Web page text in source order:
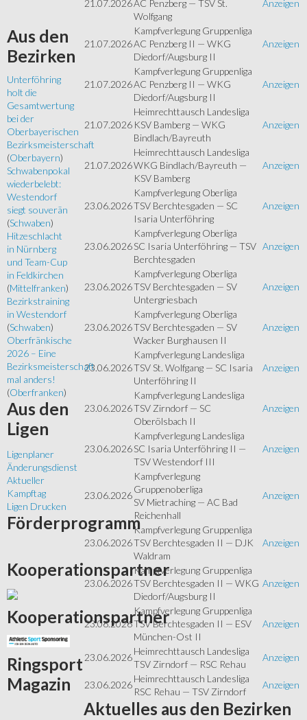
21.07.2026AC Penzberg — TSV St.
Wolfgang
Anzeigen
21.07.2026
Kampfverlegung Gruppenliga
AC Penzberg II — WKG
Diedorf/Augsburg II
Anzeigen
21.07.2026
Kampfverlegung Gruppenliga
AC Penzberg II — WKG
Diedorf/Augsburg II
Anzeigen
21.07.2026
Heimrechttausch Landesliga
KSV Bamberg — WKG
Bindlach/Bayreuth
Anzeigen
21.07.2026
Heimrechttausch Landesliga
WKG Bindlach/Bayreuth —
KSV Bamberg
Anzeigen
23.06.2026
Kampfverlegung Oberliga
TSV Berchtesgaden — SC
Isaria Unterföhring
Anzeigen
23.06.2026
Kampfverlegung Oberliga
SC Isaria Unterföhring — TSV
Berchtesgaden
Anzeigen
23.06.2026
Kampfverlegung Oberliga
TSV Berchtesgaden — SV
Untergriesbach
Anzeigen
23.06.2026
Kampfverlegung Oberliga
TSV Berchtesgaden — SV
Wacker Burghausen II
Anzeigen
23.06.2026
Kampfverlegung Landesliga
TSV St. Wolfgang — SC Isaria
Unterföhring II
Anzeigen
23.06.2026
Kampfverlegung Landesliga
TSV Zirndorf — SC
Oberölsbach II
Anzeigen
23.06.2026
Kampfverlegung Landesliga
SC Isaria Unterföhring II —
TSV Westendorf III
Anzeigen
23.06.2026
Kampfverlegung
Gruppenoberliga
SV Mietraching — AC Bad
Reichenhall
Anzeigen
23.06.2026
Kampfverlegung Gruppenliga
TSV Berchtesgaden II — DJK
Waldram
Anzeigen
23.06.2026
Kampfverlegung Gruppenliga
TSV Berchtesgaden II — WKG
Diedorf/Augsburg II
Anzeigen
23.06.2026
Kampfverlegung Gruppenliga
TSV Berchtesgaden II — ESV
München-Ost II
Anzeigen
23.06.2026
Heimrechttausch Landesliga
TSV Zirndorf — RSC Rehau
Anzeigen
23.06.2026
Heimrechttausch Landesliga
RSC Rehau — TSV Zirndorf
Anzeigen
Aktuelles aus den Bezirken
Aus den
Bezirken
Unterföhring
holt die
Gesamtwertung
bei der
Oberbayerischen
Bezirksmeisterschaft
(Oberbayern)
Schwabenpokal
wiederbelebt:
Westendorf
siegt souverän
(Schwaben)
Hitzeschlacht
in Nürnberg
und Team-Cup
in Feldkirchen
(Mittelfranken)
Bezirkstraining
in Westendorf
(Schwaben)
Oberfränkische
2026 – Eine
Bezirksmeisterschaft
mal anders!
(Oberfranken)
Aus den
Ligen
Ligenplaner
Änderungsdienst
Aktueller
Kampftag
Ligen Drucken
Förderprogramm
Kooperationspartner
Kooperationspartner
Ringsport
Magazin